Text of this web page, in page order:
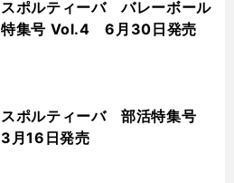
スポルティーバ バレーボール
特集号 Vol.4 6月30日発売
スポルティーバ 部活特集号
3月16日発売